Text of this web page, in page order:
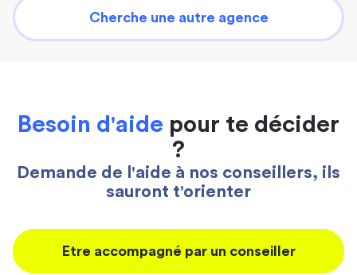
Cherche une autre agence
Besoin d'aide pour te décider
?
Demande de l'aide à nos conseillers, ils
sauront t'orienter
Etre accompagné par un conseiller